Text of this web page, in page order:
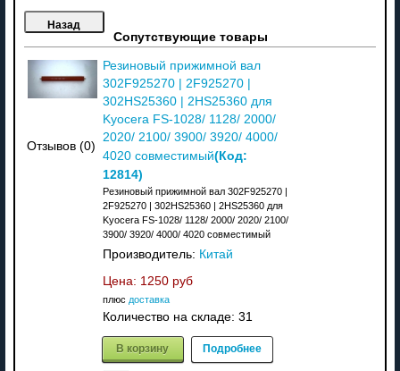
Сопутствующие товары
Отзывов (0)
Резиновый прижимной вал
302F925270 | 2F925270 |
302HS25360 | 2HS25360 для
Kyocera FS-1028/ 1128/ 2000/
2020/ 2100/ 3900/ 3920/ 4000/
4020 совместимый(Код:
12814)
Резиновый прижимной вал 302F925270 |
2F925270 | 302HS25360 | 2HS25360 для
Kyocera FS-1028/ 1128/ 2000/ 2020/ 2100/
3900/ 3920/ 4000/ 4020 совместимый
Производитель: Китай
Цена: 1250 руб
плюс доставка
Количество на складе: 31
В корзину Подробнее